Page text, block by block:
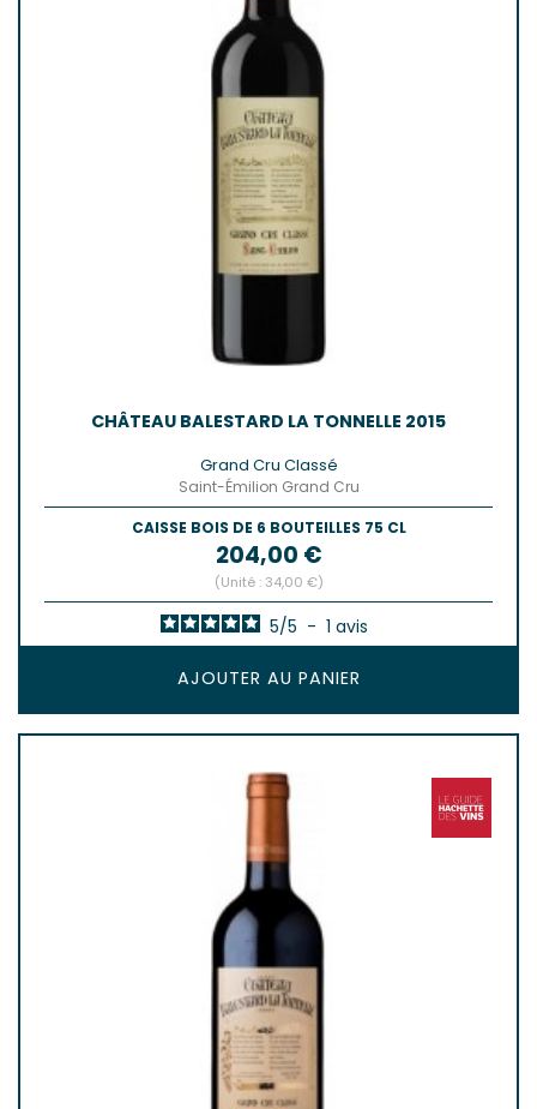
CHÂTEAU BALESTARD LA TONNELLE 2015
Grand Cru Classé
Saint-Émilion Grand Cru
CAISSE BOIS DE 6 BOUTEILLES 75 CL
Prix
204,00 €
(Unité : 34,00 €)
5/5 - 1 avis
AJOUTER AU PANIER